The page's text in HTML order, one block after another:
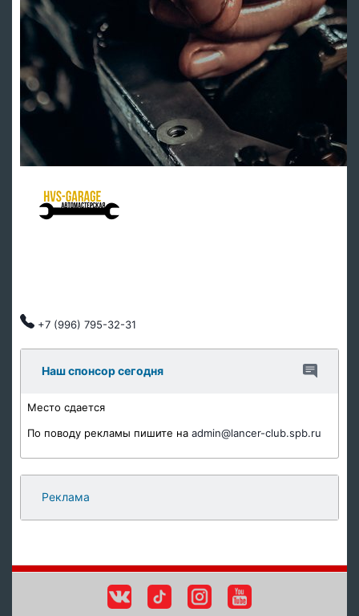
+7 (996) 795-32-31
Наш спонсор сегодня
Место сдается
По поводу рекламы пишите на admin@lancer-club.spb.ru
Реклама